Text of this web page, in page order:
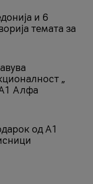
и 6
темата за
„
Алфа
од А1